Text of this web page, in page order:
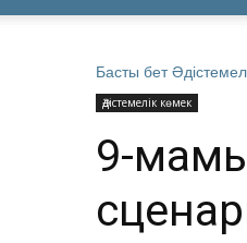
Басты бет
Әдістемелік көмек
9-